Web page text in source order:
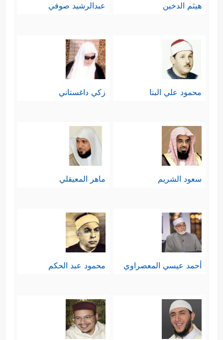
هيثم الدخين عبدالرشيد صوفي
محمود علي البنا زكي داغستاني
سعود الشريم ماهر المعيقلي
أحمد عيسي المعصراوي محمود عبد الحكم